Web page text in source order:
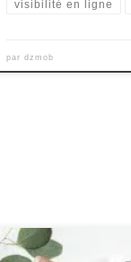
visibilité en ligne
pardzmob